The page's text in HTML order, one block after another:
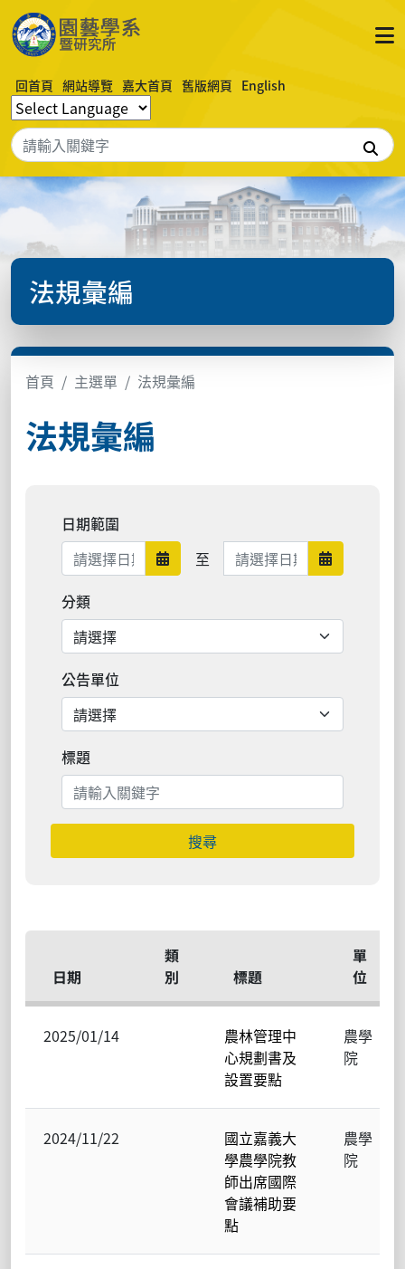
回首頁 網站導覽 嘉大首頁 舊版網頁 English
搜尋
法規彙編
首頁 主選單 法規彙編
法規彙編
日期範圍
日期範圍開始
至 日期範圍結束 日期範圍
分類
公告單位
標題
搜尋
日期
類
別
標題
單
位
2025/01/14
農林管理中
心規劃書及
設置要點
農學
院
2024/11/22
國立嘉義大
學農學院教
師出席國際
會議補助要
點
農學
院